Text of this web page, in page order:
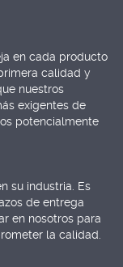
en cada producto
calidad y
nuestros
exigentes de
potencialmente
su industria. Es
de entrega
en nosotros para
la calidad.